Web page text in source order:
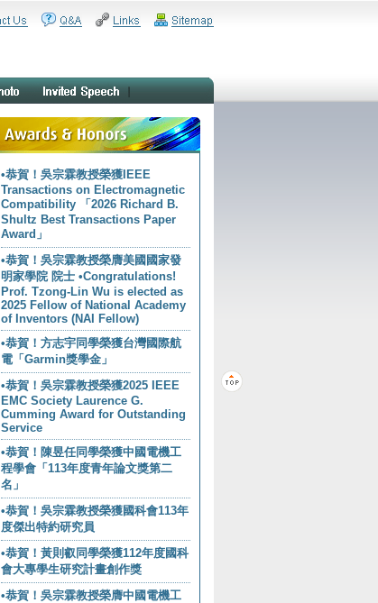
•恭賀！吳宗霖教授榮獲IEEE
Transactions on Electromagnetic
Compatibility 「2026 Richard B.
Shultz Best Transactions Paper
Award」
•恭賀！吳宗霖教授榮膺美國國家發
明家學院 院士 •Congratulations!
Prof. Tzong-Lin Wu is elected as
2025 Fellow of National Academy
of Inventors (NAI Fellow)
•恭賀！方志宇同學榮獲台灣國際航
電「Garmin獎學金」
•恭賀！吳宗霖教授榮獲2025 IEEE
EMC Society Laurence G.
Cumming Award for Outstanding
Service
•恭賀！陳昱任同學榮獲中國電機工
程學會「113年度青年論文獎第二
名」
•恭賀！吳宗霖教授榮獲國科會113年
度傑出特約研究員
•恭賀！黃則叡同學榮獲112年度國科
會大專學生研究計畫創作獎
•恭賀！吳宗霖教授榮膺中國電機工